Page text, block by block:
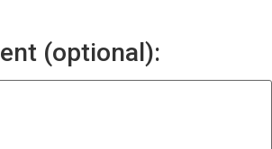
(optional):